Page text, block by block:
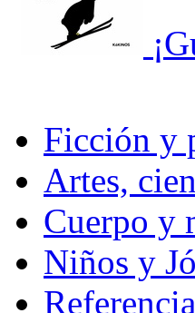
Ficción y
Artes,
Cuerpo y
Niños y
Referencia